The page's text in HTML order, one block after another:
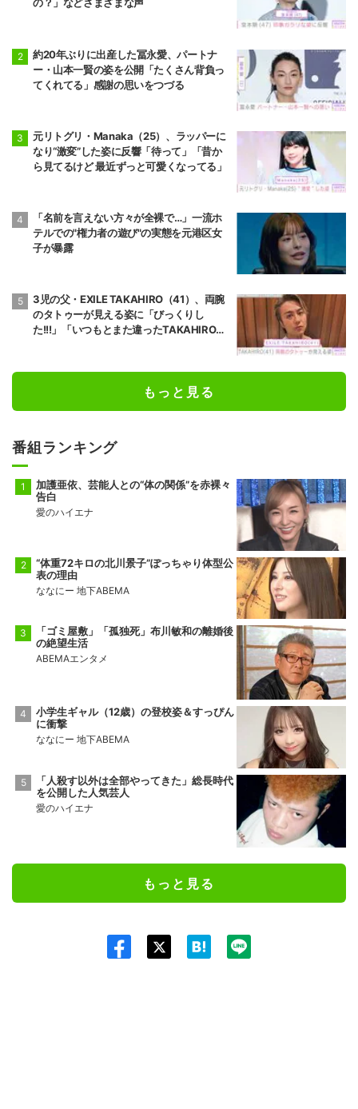
の？」などさまざまな声
約20年ぶりに出産した冨永愛、パートナ
ー・山本一賢の姿を公開「たくさん背負っ
てくれてる」感謝の思いをつづる
元リトグリ・Manaka（25）、ラッパーに
なり“激変”した姿に反響「待って」「昔か
ら見てるけど 最近ずっと可愛くなってる」
「名前を言えない方々が全裸で…」一流ホ
テルでの"権力者の遊び"の実態を元港区女
子が暴露
3児の父・EXILE TAKAHIRO（41）、両腕
のタトゥーが見える姿に「びっくりし
た!!!」「いつもとまた違ったTAKAHIROさ
もっと見る
番組ランキング
加護亜依、芸能人との“体の関係”を赤裸々
告白
愛のハイエナ
“体重72キロの北川景子”ぽっちゃり体型公
表の理由
ななにー 地下ABEMA
「ゴミ屋敷」「孤独死」布川敏和の離婚後
の絶望生活
ABEMAエンタメ
小学生ギャル（12歳）の登校姿＆すっぴん
に衝撃
ななにー 地下ABEMA
「人殺す以外は全部やってきた」総長時代
を公開した人気芸人
愛のハイエナ
もっと見る